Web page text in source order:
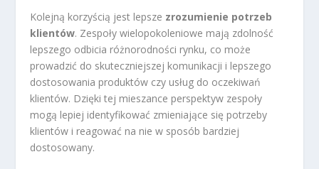
Kolejną korzyścią jest lepsze zrozumienie potrzeb
klientów. Zespoły wielopokoleniowe mają zdolność
lepszego odbicia różnorodności rynku, co może
prowadzić do skuteczniejszej komunikacji i lepszego
dostosowania produktów czy usług do oczekiwań
klientów. Dzięki tej mieszance perspektyw zespoły
mogą lepiej identyfikować zmieniające się potrzeby
klientów i reagować na nie w sposób bardziej
dostosowany.